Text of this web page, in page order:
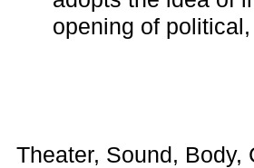
opening of
Theater, Sound, Body,